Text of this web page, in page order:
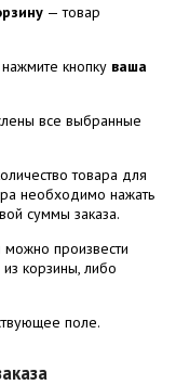
— товар
кнопку ваша
все выбранные
товара для
необходимо нажать
суммы заказа.
произвести
корзины, либо
поле.